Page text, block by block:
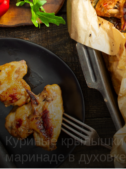
Куриные
маринаде в духовке